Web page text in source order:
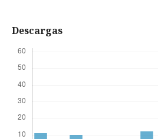
Descargas